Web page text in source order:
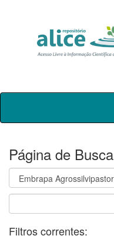
Skip
Página de Busca
Filtros correntes: